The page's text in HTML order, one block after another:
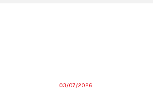
03/07/2026